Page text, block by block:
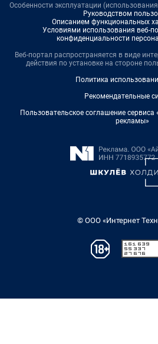
Особенности эксплуатации
Руководством
Описанием функциональных
Условиями использования веб-
конфиденциальности
Веб-портал распространяется в виде
действия по установке на стороне
Политика
Рекомендательные
Пользовательское соглашение
рекламы»
© ООО «Интернет